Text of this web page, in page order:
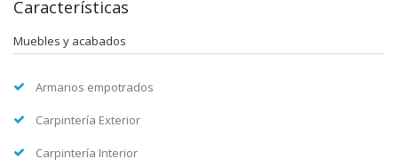
Características
Muebles y acabados
Armarios empotrados
Carpintería Exterior
Carpintería Interior